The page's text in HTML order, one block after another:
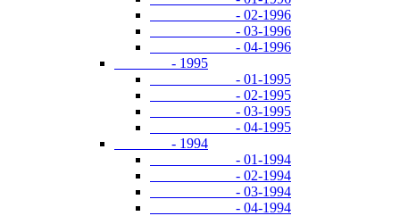
- 02-1996
- 03-1996
- 04-1996
- 1995
- 01-1995
- 02-1995
- 03-1995
- 04-1995
- 1994
- 01-1994
- 02-1994
- 03-1994
- 04-1994